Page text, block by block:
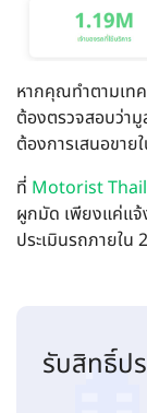
หากคุณทำตามเท
ต้องตรวจสอบว่า
ต้องการเสนอขาย
ที่ Motorist
ผูกมัด เพียงแค่แจ้
ประเมินรถภายใน
รับสิทธิ์ป